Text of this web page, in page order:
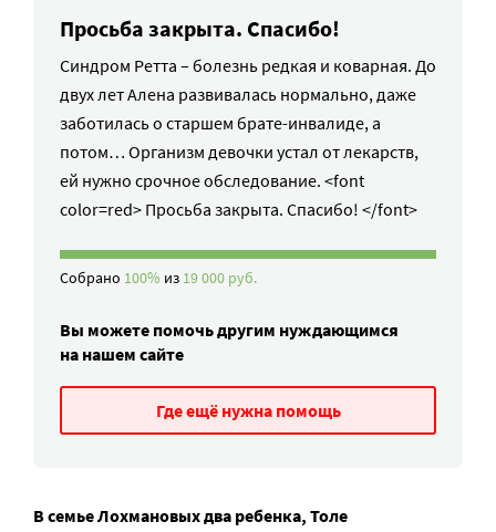
Просьба закрыта. Спасибо!
Синдром Ретта – болезнь редкая и коварная. До
двух лет Алена развивалась нормально, даже
заботилась о старшем брате-инвалиде, а
потом… Организм девочки устал от лекарств,
ей нужно срочное обследование. <font
color=red> Просьба закрыта. Спасибо! </font>
Собрано 100% из 19 000 руб.
Вы можете помочь другим нуждающимся
на нашем сайте
Где ещё нужна помощь
В семье Лохмановых два ребенка, Толе